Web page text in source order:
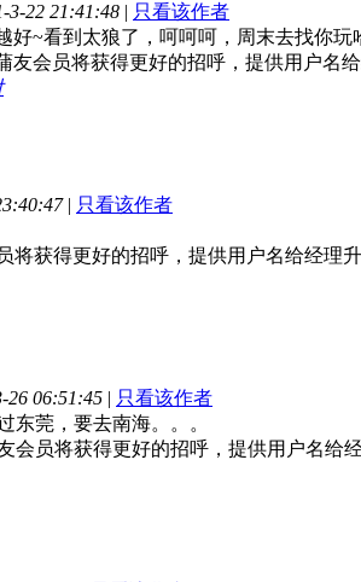
3-22 21:41:48 | 只看该作者
好~看到太狼了，呵呵呵，周末去找你玩
友会员将获得更好的招呼，提供用户名
| 只看该作者
将获得更好的招呼，提供用户名给经理
26 06:51:45 | 只看该作者
东莞，要去南海。。。
会员将获得更好的招呼，提供用户名给